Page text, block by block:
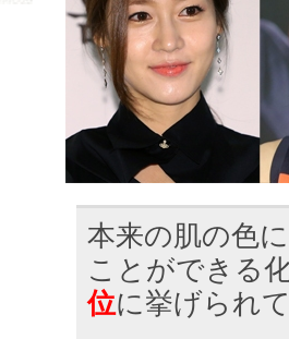
本来の肌の色
ことができる
位に挙げられ